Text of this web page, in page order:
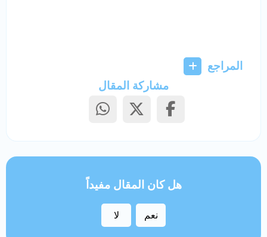
المراجع
مشاركة المقال
هل كان المقال مفيداً
نعم لا